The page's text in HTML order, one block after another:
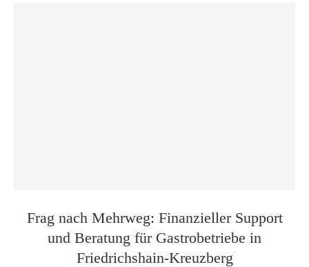
Frag nach Mehrweg: Finanzieller Support
und Beratung für Gastrobetriebe in
Friedrichshain-Kreuzberg